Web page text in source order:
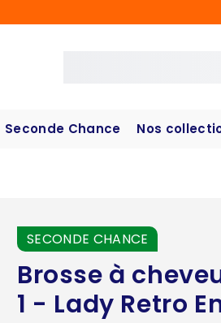
Seconde Chance Nos
SECONDE CHANCE
Brosse à
1 - Lady Retro